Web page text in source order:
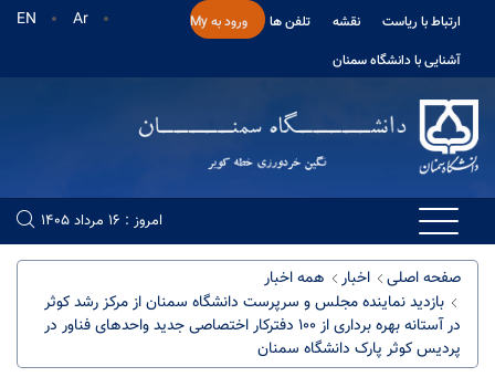
ارتباط با ریاست نقشه تلفن ها
ورود به My
آشنایی با دانشگاه سمنان
EN Ar
امروز : 16 مرداد 1405
صفحه اصلی اخبار
همه اخبار
بازدید نماینده مجلس و سرپرست دانشگاه سمنان از مرکز رشد کوثر
در آستانه بهره برداری از ۱۰۰ دفترکار اختصاصی جدید واحد‌های فناور در
پردیس کوثر پارک دانشگاه سمنان